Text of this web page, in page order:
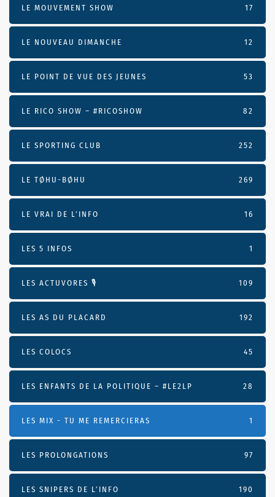
LE MOUVEMENT SHOW 17
LE NOUVEAU DIMANCHE 12
LE POINT DE VUE DES JEUNES 53
LE RICO SHOW – #RICOSHOW 82
LE SPORTING CLUB 252
LE TØHU-BØHU 269
LE VRAI DE L’INFO 16
LES 5 INFOS 1
LES ACTUVORES 🎙 109
LES AS DU PLACARD 192
LES COLOCS 45
LES ENFANTS DE LA POLITIQUE – #LE2LP 28
LES MIX - TU ME REMERCIERAS 1
LES PROLONGATIONS 97
LES SNIPERS DE L’INFO 190